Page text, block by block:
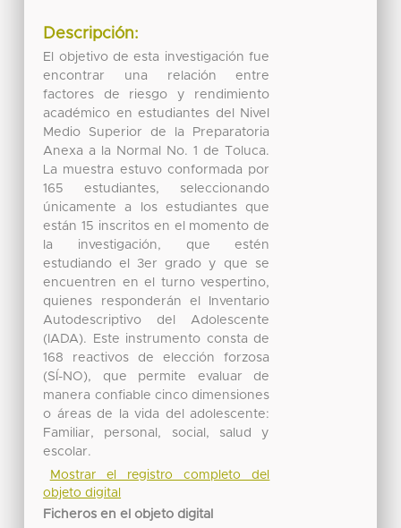
Descripción:
El objetivo de esta investigación fue
encontrar una relación entre
factores de riesgo y rendimiento
académico en estudiantes del Nivel
Medio Superior de la Preparatoria
Anexa a la Normal No. 1 de Toluca.
La muestra estuvo conformada por
165 estudiantes, seleccionando
únicamente a los estudiantes que
están 15 inscritos en el momento de
la investigación, que estén
estudiando el 3er grado y que se
encuentren en el turno vespertino,
quienes responderán el Inventario
Autodescriptivo del Adolescente
(IADA). Este instrumento consta de
168 reactivos de elección forzosa
(SÍ-NO), que permite evaluar de
manera confiable cinco dimensiones
o áreas de la vida del adolescente:
Familiar, personal, social, salud y
escolar.
Mostrar el registro completo del
objeto digital
Ficheros en el objeto digital